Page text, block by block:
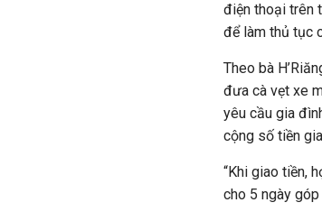
điện thoại trên
để làm thủ tục
Theo bà
đưa cà vẹt xe
yêu cầu gia
cộng số tiền
“Khi giao tiền,
cho 5 ngày góp